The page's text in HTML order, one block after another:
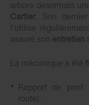
arbore désormais
Cartier. Son
l'utilise
assuré son entretien
La mécanique a été
Rapport de pont
route).